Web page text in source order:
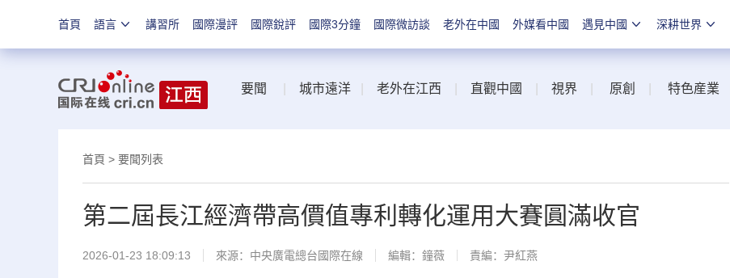
首頁 語言 講習所 國際漫評 國際銳評 國際3分鐘 國際微訪談 老外在中國 外媒看中國 遇見中國 深耕世界
要聞 城市遠洋 老外在江西 直觀中國 視界 原創 特色産業
首頁 > 要聞列表
第二屆長江經濟帶高價值專利轉化運用大賽圓滿收官
2026-01-23 18:09:13 來源：中央廣電總台國際在線 編輯：鐘薇 責編：尹紅燕